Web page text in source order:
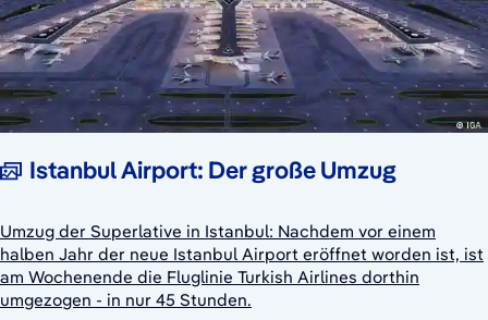
Istanbul Airport: Der große Umzug
Umzug der Superlative in Istanbul: Nachdem vor einem
halben Jahr der neue Istanbul Airport eröffnet worden ist, ist
am Wochenende die Fluglinie Turkish Airlines dorthin
umgezogen - in nur 45 Stunden.